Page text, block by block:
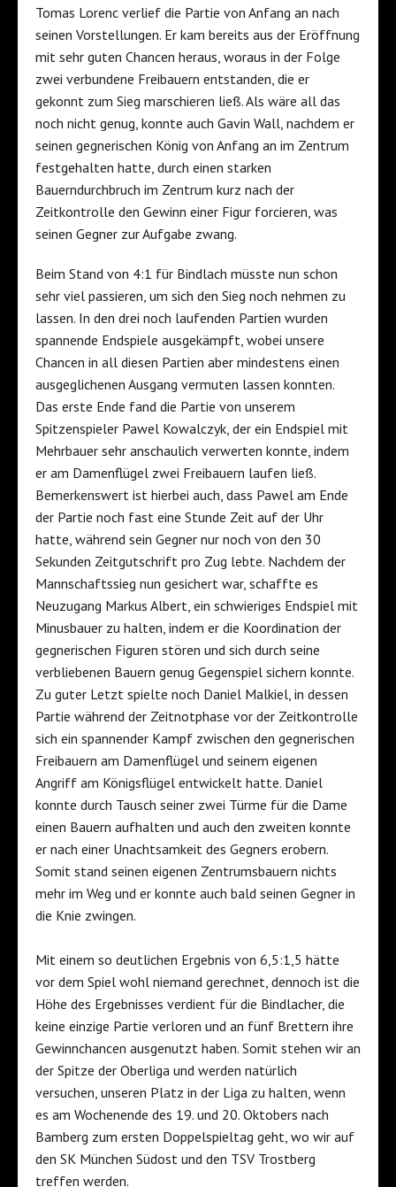
Tomas Lorenc verlief die Partie von Anfang an nach
seinen Vorstellungen. Er kam bereits aus der Eröffnung
mit sehr guten Chancen heraus, woraus in der Folge
zwei verbundene Freibauern entstanden, die er
gekonnt zum Sieg marschieren ließ. Als wäre all das
noch nicht genug, konnte auch Gavin Wall, nachdem er
seinen gegnerischen König von Anfang an im Zentrum
festgehalten hatte, durch einen starken
Bauerndurchbruch im Zentrum kurz nach der
Zeitkontrolle den Gewinn einer Figur forcieren, was
seinen Gegner zur Aufgabe zwang.
Beim Stand von 4:1 für Bindlach müsste nun schon
sehr viel passieren, um sich den Sieg noch nehmen zu
lassen. In den drei noch laufenden Partien wurden
spannende Endspiele ausgekämpft, wobei unsere
Chancen in all diesen Partien aber mindestens einen
ausgeglichenen Ausgang vermuten lassen konnten.
Das erste Ende fand die Partie von unserem
Spitzenspieler Pawel Kowalczyk, der ein Endspiel mit
Mehrbauer sehr anschaulich verwerten konnte, indem
er am Damenflügel zwei Freibauern laufen ließ.
Bemerkenswert ist hierbei auch, dass Pawel am Ende
der Partie noch fast eine Stunde Zeit auf der Uhr
hatte, während sein Gegner nur noch von den 30
Sekunden Zeitgutschrift pro Zug lebte. Nachdem der
Mannschaftssieg nun gesichert war, schaffte es
Neuzugang Markus Albert, ein schwieriges Endspiel mit
Minusbauer zu halten, indem er die Koordination der
gegnerischen Figuren stören und sich durch seine
verbliebenen Bauern genug Gegenspiel sichern konnte.
Zu guter Letzt spielte noch Daniel Malkiel, in dessen
Partie während der Zeitnotphase vor der Zeitkontrolle
sich ein spannender Kampf zwischen den gegnerischen
Freibauern am Damenflügel und seinem eigenen
Angriff am Königsflügel entwickelt hatte. Daniel
konnte durch Tausch seiner zwei Türme für die Dame
einen Bauern aufhalten und auch den zweiten konnte
er nach einer Unachtsamkeit des Gegners erobern.
Somit stand seinen eigenen Zentrumsbauern nichts
mehr im Weg und er konnte auch bald seinen Gegner in
die Knie zwingen.
Mit einem so deutlichen Ergebnis von 6,5:1,5 hätte
vor dem Spiel wohl niemand gerechnet, dennoch ist die
Höhe des Ergebnisses verdient für die Bindlacher, die
keine einzige Partie verloren und an fünf Brettern ihre
Gewinnchancen ausgenutzt haben. Somit stehen wir an
der Spitze der Oberliga und werden natürlich
versuchen, unseren Platz in der Liga zu halten, wenn
es am Wochenende des 19. und 20. Oktobers nach
Bamberg zum ersten Doppelspieltag geht, wo wir auf
den SK München Südost und den TSV Trostberg
treffen werden.